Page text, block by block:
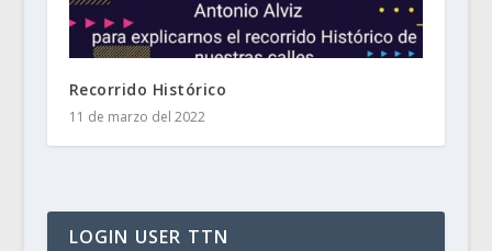
Recorrido Histórico
11 de marzo del 2022
LOGIN USER TTN